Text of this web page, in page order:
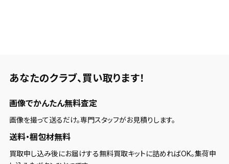
あなたのクラブ、 買い取ります！
画像でかんたん無料査定
画像を撮って送るだけ。専門スタッフがお見積りします。
送料・梱包材無料
買取申し込み後にお届けする無料買取キットに詰めればOK。集荷申